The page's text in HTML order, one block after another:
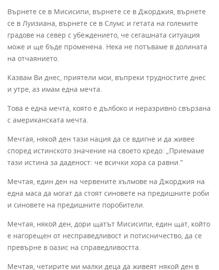
Върнете се в Мисисипи, върнете се в Джорджия, върнете
се в Луизиана, върнете се в Слумс и гетата на големите
градове на север с убеждението, че сегашната ситуация
може и ще бъде променена. Нека не потъваме в долината
на отчаянието.
Казвам Ви днес, приятели мои, въпреки трудностите днес
и утре, аз имам една мечта.
Това е една мечта, която е дълбоко и неразривно свързана
с американската мечта.
Мечтая, някой ден тази нация да се вдигне и да живее
според истинското значение на своето кредо: „Приемаме
тази истина за даденост: че всички хора са равни.”
Мечтая, един ден на червените хълмове на Джорджия на
една маса да могат да стоят синовете на предишните роби
и синовете на предишните поробители.
Мечтая, някой ден, дори щатът Мисисипи, един щат, който
е нагорещен от несправедливост и потисничество, да се
превърне в оазис на справедливостта.
Мечтая, четирите ми малки деца да живеят някой ден в